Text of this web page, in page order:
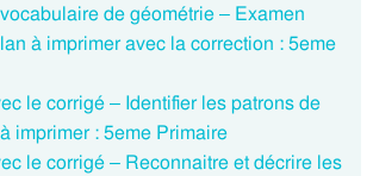
de géométrie – Examen
à imprimer avec la correction : 5eme
le corrigé – Identifier les patrons de
imprimer : 5eme Primaire
le corrigé – Reconnaitre et décrire les